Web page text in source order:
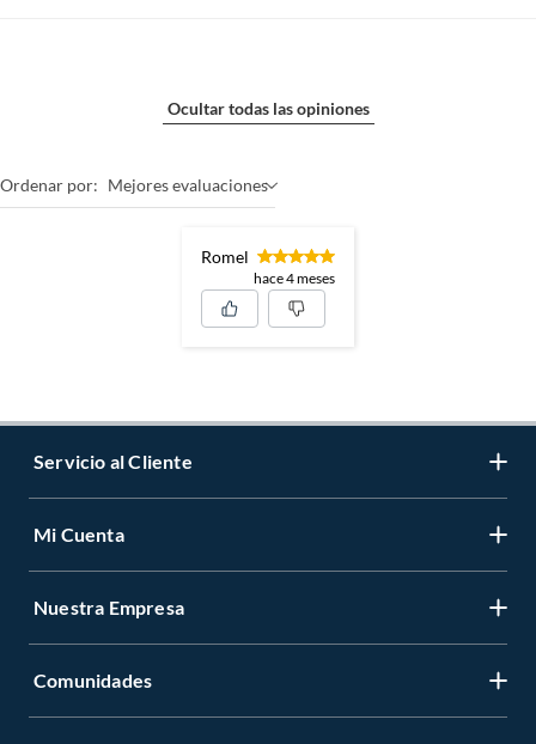
Ocultar todas las opiniones
Ordenar por: Mejores evaluaciones
Romel
hace 4 meses
Servicio al Cliente
Contáctanos
Tiendas y horarios
Mi Cuenta
Registrate
Nuestra Empresa
Sobre Nosotros
Comunidades